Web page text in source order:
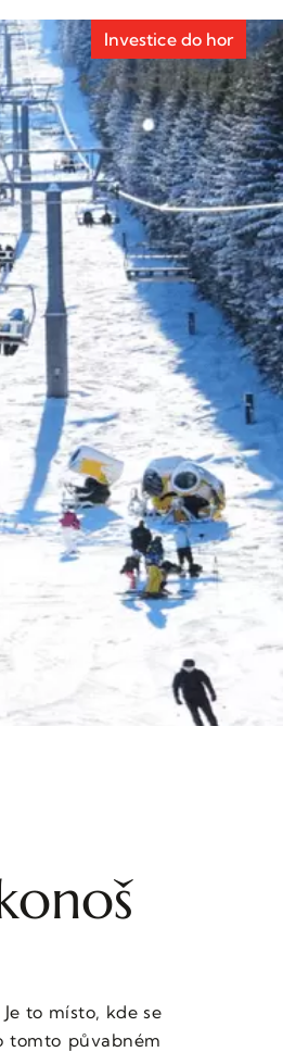
Investice do hor
to místo, kde se
tomto půvabném